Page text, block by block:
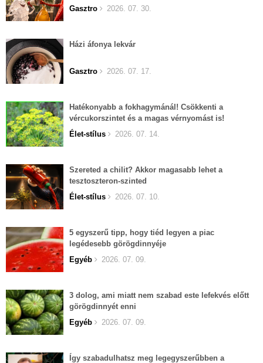
Gasztro 2026. 07. 30.
Házi áfonya lekvár
Gasztro 2026. 07. 17.
Hatékonyabb a fokhagymánál! Csökkenti a
vércukorszintet és a magas vérnyomást is!
Élet-stílus
2026. 07. 14.
Szereted a chilit? Akkor magasabb lehet a
tesztoszteron-szinted
Élet-stílus
2026. 07. 10.
5 egyszerű tipp, hogy tiéd legyen a piac
legédesebb görögdinnyéje
Egyéb
2026. 07. 09.
3 dolog, ami miatt nem szabad este lefekvés előtt
görögdinnyét enni
Egyéb
2026. 07. 09.
Így szabadulhatsz meg legegyszerűbben a